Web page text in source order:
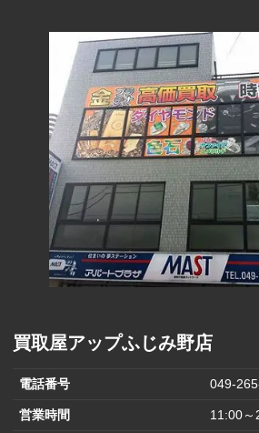
フェスタリア
(1000円)
ヒラキ(2000円)
バロックジャ
パンリミテッ
ド(2,000円)
ヒマラヤ(1,000
円)
はるやまホー
ルディングス
買取屋アップふじみ野店
電話番号 049-
営業時間 11:00～